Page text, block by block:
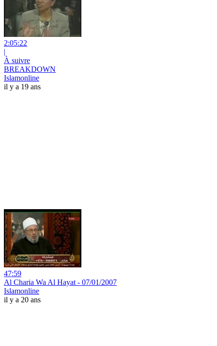
2:05:22
|
À suivre
BREAKDOWN
Islamonline
il y a 19 ans
47:59
Al Charia Wa Al Hayat - 07/01/2007
Islamonline
il y a 20 ans